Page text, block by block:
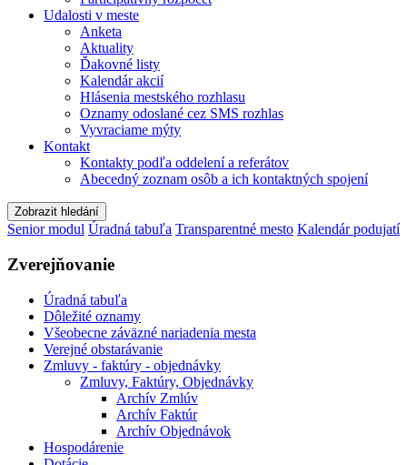
Udalosti v meste
Anketa
Aktuality
Ďakovné listy
Kalendár akcií
Hlásenia mestského rozhlasu
Oznamy odoslané cez SMS rozhlas
Vyvraciame mýty
Kontakt
Kontakty podľa oddelení a referátov
Abecedný zoznam osôb a ich kontaktných spojení
Zobrazit hledání
Senior modul Úradná tabuľa Transparentné mesto Kalendár podujatí
Zverejňovanie
Úradná tabuľa
Dôležité oznamy
Všeobecne záväzné nariadenia mesta
Verejné obstarávanie
Zmluvy - faktúry - objednávky
Zmluvy, Faktúry, Objednávky
Archív Zmlúv
Archív Faktúr
Archív Objednávok
Hospodárenie